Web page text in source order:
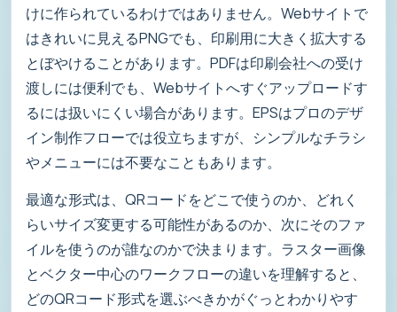
けに作られているわけではありません。Webサイトで
はきれいに見えるPNGでも、印刷用に大きく拡大する
とぼやけることがあります。PDFは印刷会社への受け
渡しには便利でも、Webサイトへすぐアップロードす
るには扱いにくい場合があります。EPSはプロのデザ
イン制作フローでは役立ちますが、シンプルなチラシ
やメニューには不要なこともあります。
最適な形式は、QRコードをどこで使うのか、どれく
らいサイズ変更する可能性があるのか、次にそのファ
イルを使うのが誰なのかで決まります。ラスター画像
とベクター中心のワークフローの違いを理解すると、
どのQRコード形式を選ぶべきかがぐっとわかりやす